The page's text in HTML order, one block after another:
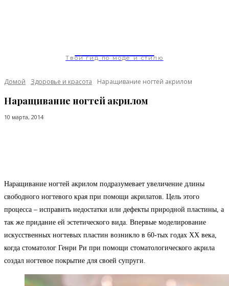
Твой гид по моде и стилю
Домой Здоровье и красота Наращивание ногтей акрилом
Наращивание ногтей акрилом
10 марта, 2014
Наращивание ногтей акрилом подразумевает увеличение длины
свободного ногтевого края при помощи акрилатов. Цель этого
процесса – исправить недостатки или дефекты природной пластины, а
так же придание ей эстетического вида. Впервые моделирование
искусственных ногтевых пластин возникло в 60-тых годах ХХ века,
когда стоматолог Генри Ри при помощи стоматологического акрила
создал ногтевое покрытие для своей супруги.